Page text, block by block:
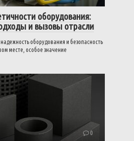
оборудования:
и вызовы отрасли
оборудования и безопасность
месте, особое значение
0